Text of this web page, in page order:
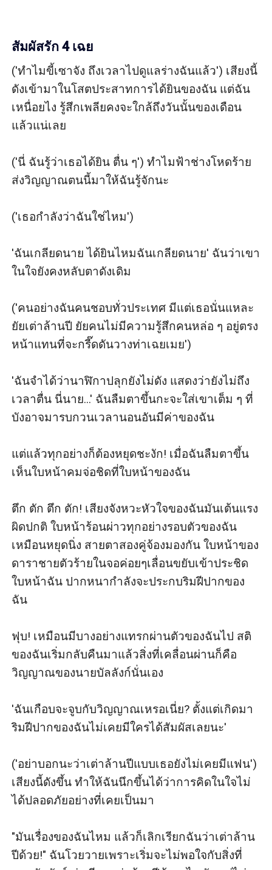
สัมผัสรัก 4 เฉย
('ทำไมขี้เซาจัง ถึงเวลาไปดูแลร่างฉันแล้ว') เสียงนี้
ดังเข้ามาในโสตประสาทการได้ยินของฉัน แต่ฉัน
เหนื่อยไง รู้สึกเพลียคงจะใกล้ถึงวันนั้นของเดือน
แล้วแน่เลย
('นี่ ฉันรู้ว่าเธอได้ยิน ตื่น ๆ') ทำไมฟ้าช่างโหดร้าย
ส่งวิญญาณตนนี้มาให้ฉันรู้จักนะ
('เธอกำลังว่าฉันใช่ไหม')
'ฉันเกลียดนาย ได้ยินไหมฉันเกลียดนาย' ฉันว่าเขา
ในใจยังคงหลับตาดังเดิม
('คนอย่างฉันคนชอบทั่วประเทศ มีแต่เธอนั่นแหละ
ยัยเต่าล้านปี ยัยคนไม่มีความรู้สึกคนหล่อ ๆ อยู่ตรง
หน้าแทนที่จะกรี๊ดดันวางท่าเฉยเมย')
'ฉันจำได้ว่านาฬิกาปลุกยังไม่ดัง แสดงว่ายังไม่ถึง
เวลาตื่น นี่นาย...' ฉันลืมตาขึ้นกะจะใส่เขาเต็ม ๆ ที่
บังอาจมารบกวนเวลานอนอันมีค่าของฉัน
แต่แล้วทุกอย่างก็ต้องหยุดชะงัก! เมื่อฉันลืมตาขึ้น
เห็นใบหน้าคมจ่อชิดที่ใบหน้าของฉัน
ตึก ตัก ตึก ตัก! เสียงจังหวะหัวใจของฉันมันเต้นแรง
ผิดปกติ ใบหน้าร้อนผ่าวทุกอย่างรอบตัวของฉัน
เหมือนหยุดนิ่ง สายตาสองคู่จ้องมองกัน ใบหน้าของ
ดาราชายตัวร้ายในจอค่อยๆเลื่อนขยับเข้าประชิด
ใบหน้าฉัน ปากหนากำลังจะประกบริมฝีปากของ
ฉัน
ฟุบ! เหมือนมีบางอย่างแทรกผ่านตัวของฉันไป สติ
ของฉันเริ่มกลับคืนมาแล้วสิ่งที่เคลื่อนผ่านก็คือ
วิญญาณของนายบัลลังก์นั่นเอง
'ฉันเกือบจะจูบกับวิญญาณเหรอเนี่ย? ตั้งแต่เกิดมา
ริมฝีปากของฉันไม่เคยมีใครได้สัมผัสเลยนะ'
('อย่าบอกนะว่าเต่าล้านปีแบบเธอยังไม่เคยมีแฟน')
เสียงนี้ดังขึ้น ทำให้ฉันนึกขึ้นได้ว่าการคิดในใจไม่
ได้ปลอดภัยอย่างที่เคยเป็นมา
"มันเรื่องของฉันไหม แล้วก็เลิกเรียกฉันว่าเต่าล้าน
ปีด้วย!" ฉันโวยวายเพราะเริ่มจะไม่พอใจกับสิ่งที่